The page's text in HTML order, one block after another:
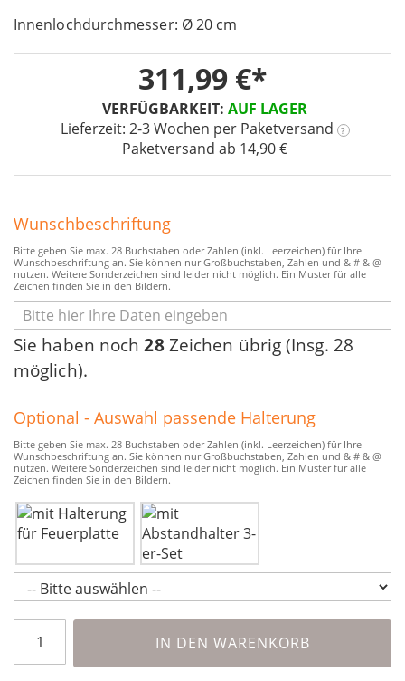
Innenlochdurchmesser: Ø 20 cm
VERFÜGBARKEIT: AUF LAGER
Lieferzeit: 2-3 Wochen per Paketversand ?
Paketversand ab 14,90 €
311,99 €
Wunschbeschriftung
Bitte geben Sie max. 28 Buchstaben oder Zahlen (inkl. Leerzeichen) für Ihre
Wunschbeschriftung an. Sie können nur Großbuchstaben, Zahlen und & # & @
nutzen. Weitere Sonderzeichen sind leider nicht möglich. Ein Muster für alle
Zeichen finden Sie in den Bildern.
Sie haben noch28Zeichen übrig (Insg. 28
möglich).
Optional - Auswahl passende Halterung
Bitte geben Sie max. 28 Buchstaben oder Zahlen (inkl. Leerzeichen) für Ihre
Wunschbeschriftung an. Sie können nur Großbuchstaben, Zahlen und & # & @
nutzen. Weitere Sonderzeichen sind leider nicht möglich. Ein Muster für alle
Zeichen finden Sie in den Bildern.
IN DEN WARENKORB